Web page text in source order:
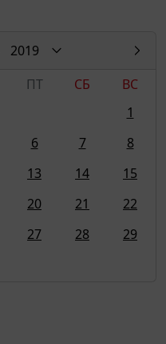
2019
ПТ СБ
ВС
1
6 7
8
13 14
15
20 21
22
27 28
29